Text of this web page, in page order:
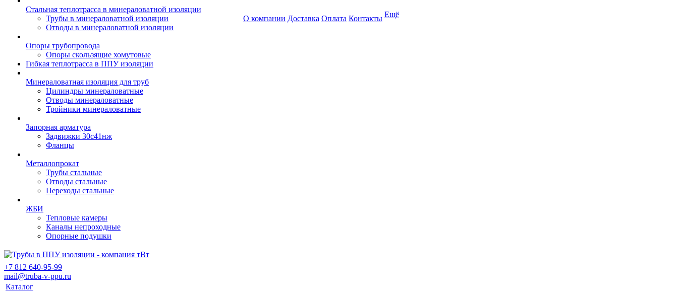
Стальная теплотрасса в минераловатной изоляции
Трубы в минераловатной изоляции
Отводы в минераловатной изоляции
Опоры трубопровода
Опоры скользящие хомутовые
Гибкая теплотрасса в ППУ изоляции
Минераловатная изоляция для труб
Цилиндры минераловатные
Отводы минераловатные
Тройники минераловатные
Запорная арматура
Задвижки 30с41нж
Фланцы
Металлопрокат
Трубы стальные
Отводы стальные
Переходы стальные
ЖБИ
Тепловые камеры
Каналы непроходные
Опорные подушки
О компании Доставка Оплата Контакты Ещё
+7 812 640-95-99
mail@truba-v-ppu.ru
Каталог